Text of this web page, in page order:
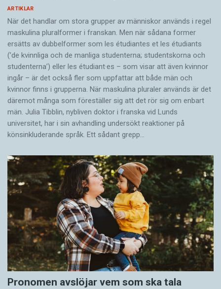
ARTIKLAR
När det handlar om stora grupper av människor används i regel
maskulina pluralformer i franskan. Men när sådana ­former
ersätts av dubbel­former som les étudiantes et les étudiants
(’de kvinnliga och de manliga studenterna; studentskorna och
studenterna’) eller les étudiant·es – som visar att även kvinnor
ingår – är det också fler som uppfattar att både män och
kvinnor finns i grupperna. När maskulina pluraler används är det
där­emot många som föreställer sig att det rör sig om enbart
män. Julia Tibblin, nybliven doktor i franska vid Lunds
universitet, har i sin avhandling undersökt reaktioner på
könsinkluderande språk. Ett sådant grepp…
Pronomen avslöjar vem som ska tala